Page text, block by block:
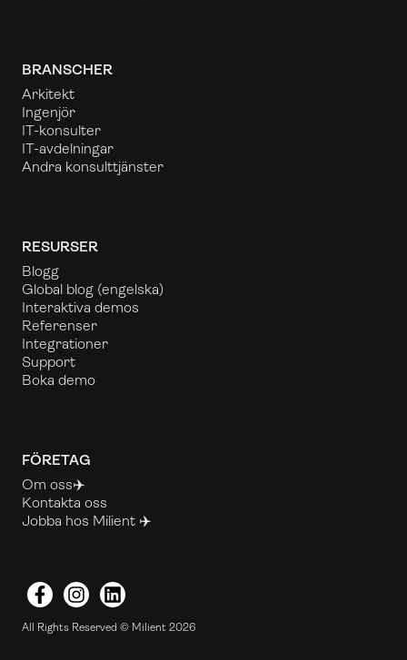
BRANSCHER
Arkitekt
Ingenjör
IT-konsulter
IT-avdelningar
Andra konsulttjänster
RESURSER
Blogg
Global blog (engelska)
Interaktiva demos
Referenser
Integrationer
Support
Boka demo
FÖRETAG
Om oss✈️
Kontakta oss
Jobba hos Milient ✈️
FacebookInstagramLinkedIn
All Rights Reserved © Milient 2026